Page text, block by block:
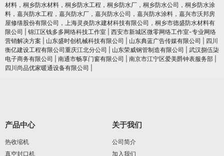
材料，桐乡防水材料，桐乡防水工程，桐乡防水厂，桐乡防水公司，桐乡防水涂
料，嘉兴防水工程，嘉兴防水厂，嘉兴防水公司，嘉兴防水涂料，嘉兴市沃邦房
屋修缮股份有限公司，上海灵炎防水建材科技有限公司，桐乡市德盛防水材料有
限公司
锦江区钱多多网络科技工作室
西安市新城区微零网络工作室-专业网络
营销解决方案
山东盛时创机械科技有限公司 山东典蓝广告传媒有限公司
四川
衡亿建设工程有限公司重庆江北分公司
山东荣威钢管制造有限公司
武汉捌伍柒
电子商务有限公司
南通市畅享门窗有限公司 南京市江宁区爱美爵钟表服务部
四川尚品优家暖通设备有限公司
产品中心
热收缩机
真空封口机
关于我们
公司简介
加入我们